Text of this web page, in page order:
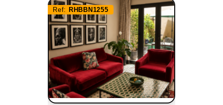
Ref: RHBBN1255